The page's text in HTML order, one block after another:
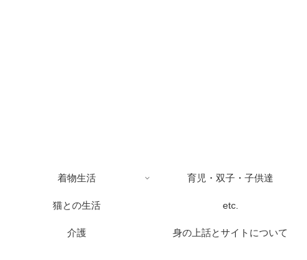
着物生活 育児・双子・子供達
猫との生活 etc.
介護 身の上話とサイトについて